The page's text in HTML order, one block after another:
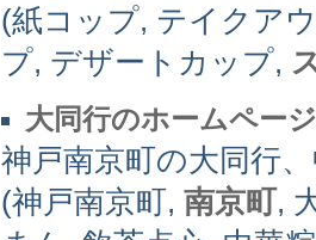
(紙コップ, テイクア
プ, デザートカップ,
大同行のホームページ
神戸南京町の大同行
(神戸南京町, 南京町,